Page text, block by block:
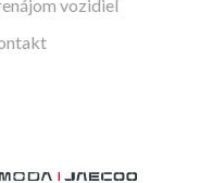
vozidiel